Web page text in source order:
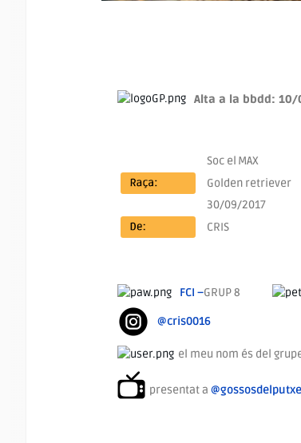
Alta a la bbdd: 10/
Soc el MAX
Golden retriever
30/09/2017
CRIS
FCI –GRUP 8
@cris0016
el meu nom és del grupet
presentat a